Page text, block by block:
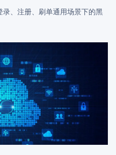
、注册、刷单通用场景下的黑